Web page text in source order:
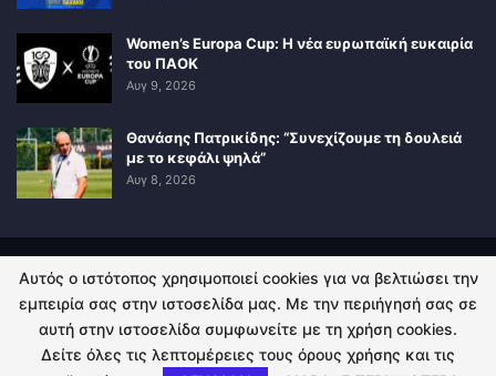
Women’s Europa Cup: Η νέα ευρωπαϊκή ευκαιρία
του ΠΑΟΚ
Αυγ 9, 2026
Θανάσης Πατρικίδης: “Συνεχίζουμε τη δουλειά
με το κεφάλι ψηλά”
Αυγ 8, 2026
ΠΟΛΙΤΙΚΗ ΑΠΟΡΡΗΤΟΥ ΕΠΙΚΟΙΝΩΝΙΑ
© 2026 - Kingsport.gr. All Rights Reserved.
Αυτός ο ιστότοπος χρησιμοποιεί cookies για να βελτιώσει την
εμπειρία σας στην ιστοσελίδα μας. Με την περιήγησή σας σε
αυτή στην ιστοσελίδα συμφωνείτε με τη χρήση cookies.
Δείτε όλες τις λεπτομέρειες τους όρους χρήσης και τις